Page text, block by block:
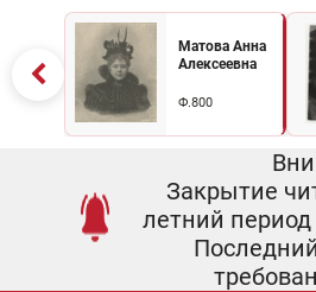
Матова Анна
Алексеевна
Ф.800
Закрытие
летний период